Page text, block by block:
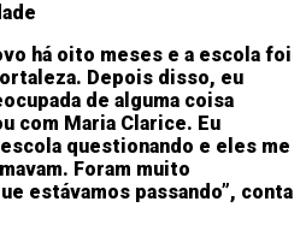
há oito meses e a escola foi
Depois disso, eu
de alguma coisa
com Maria Clarice. Eu
questionando e eles me
Foram muito
estávamos passando”, conta